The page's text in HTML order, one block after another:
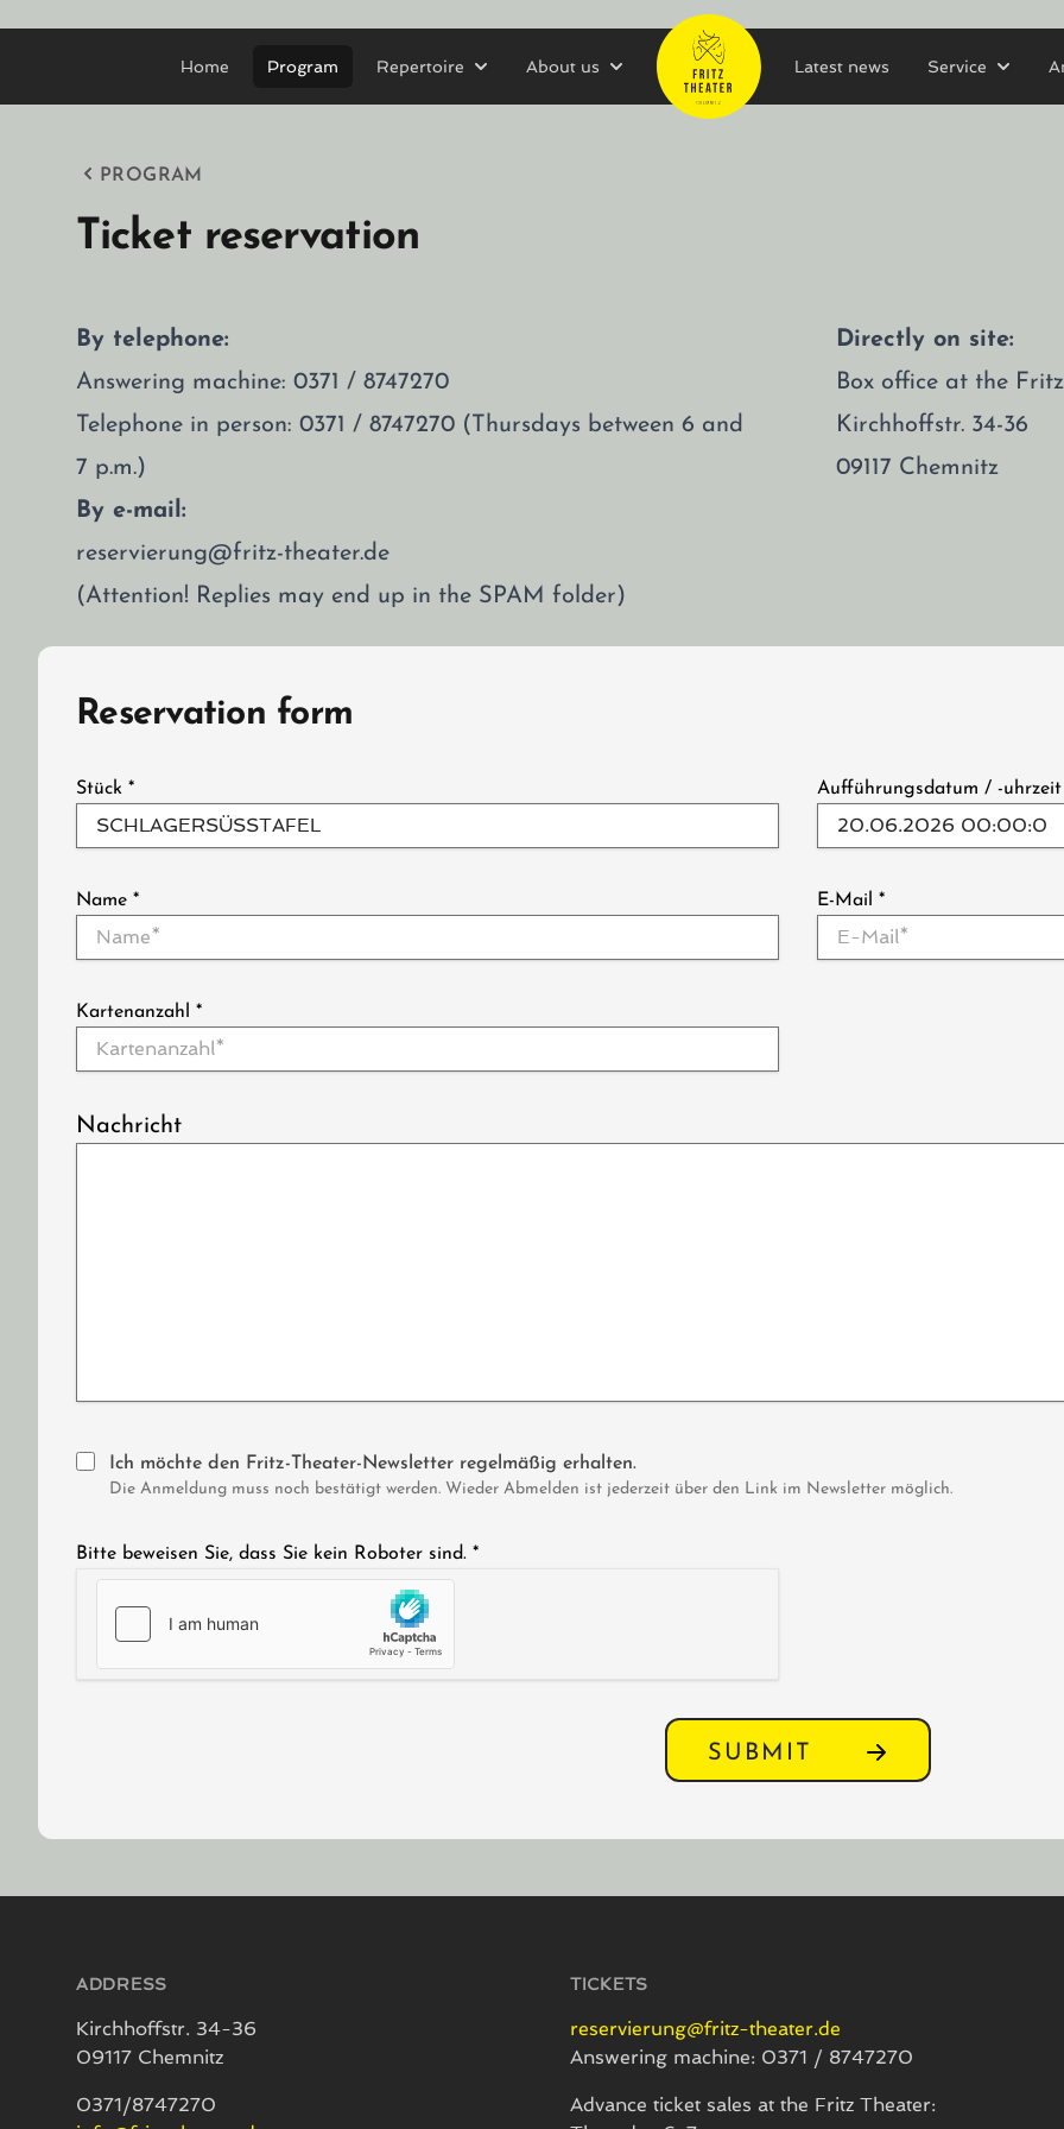
Home Program Repertoire About us Latest news Service
PROGRAM
Ticket reservation
By telephone:
Answering machine: 0371 / 8747270
Telephone in person: 0371 / 8747270 (Thursdays between 6 and
7 p.m.)
By e-mail:
reservierung@fritz-theater.de
(Attention! Replies may end up in the SPAM folder)
Directly on site:
Box office at the
Kirchhoffstr. 34-36
09117 Chemnitz
Reservation form
Stück * Aufführungsdatum / -
Name * E-Mail *
Kartenanzahl *
Nachricht
Ich möchte den Fritz-Theater-Newsletter regelmäßig erhalten.
Die Anmeldung muss noch bestätigt werden. Wieder Abmelden ist jederzeit über den Link im Newsletter möglich.
Bitte beweisen Sie, dass Sie kein Roboter sind. *
SUBMIT
ADDRESS
Kirchhoffstr. 34-36
09117 Chemnitz
0371/8747270
TICKETS
reservierung@fritz-theater.de
Answering machine: 0371 / 8747270
Advance ticket sales at the Fritz Theater: